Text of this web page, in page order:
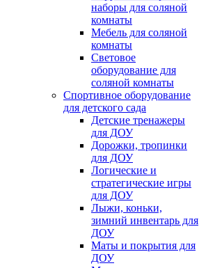
наборы для соляной
комнаты
Мебель для соляной
комнаты
Световое
оборудование для
соляной комнаты
Спортивное оборудование
для детского сада
Детские тренажеры
для ДОУ
Дорожки, тропинки
для ДОУ
Логические и
стратегические игры
для ДОУ
Лыжи, коньки,
зимний инвентарь для
ДОУ
Маты и покрытия для
ДОУ